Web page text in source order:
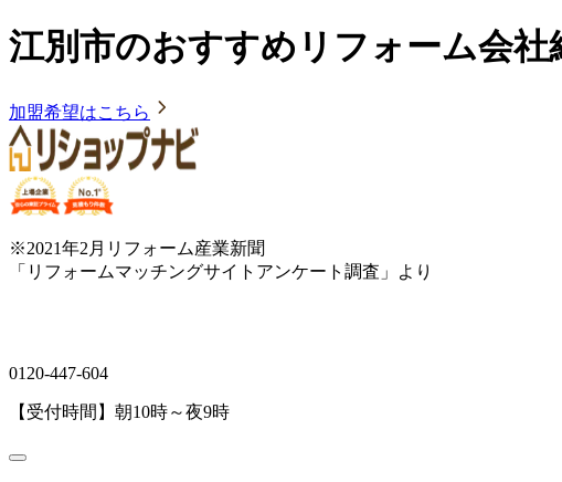
江別市のおすすめリフォーム会社
加盟希望はこちら
※2021年2月リフォーム産業新聞
「リフォームマッチングサイトアンケート調査」より
0120-447-604
【受付時間】朝10時～夜9時